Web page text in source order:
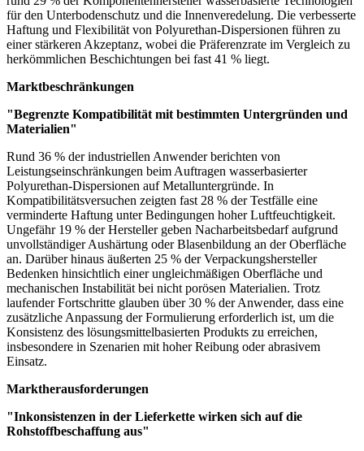
für den Unterbodenschutz und die Innenveredelung. Die verbesserte
Haftung und Flexibilität von Polyurethan-Dispersionen führen zu
einer stärkeren Akzeptanz, wobei die Präferenzrate im Vergleich zu
herkömmlichen Beschichtungen bei fast 41 % liegt.
Marktbeschränkungen
"Begrenzte Kompatibilität mit bestimmten Untergründen und
Materialien"
Rund 36 % der industriellen Anwender berichten von
Leistungseinschränkungen beim Auftragen wasserbasierter
Polyurethan-Dispersionen auf Metalluntergründe. In
Kompatibilitätsversuchen zeigten fast 28 % der Testfälle eine
verminderte Haftung unter Bedingungen hoher Luftfeuchtigkeit.
Ungefähr 19 % der Hersteller geben Nacharbeitsbedarf aufgrund
unvollständiger Aushärtung oder Blasenbildung an der Oberfläche
an. Darüber hinaus äußerten 25 % der Verpackungshersteller
Bedenken hinsichtlich einer ungleichmäßigen Oberfläche und
mechanischen Instabilität bei nicht porösen Materialien. Trotz
laufender Fortschritte glauben über 30 % der Anwender, dass eine
zusätzliche Anpassung der Formulierung erforderlich ist, um die
Konsistenz des lösungsmittelbasierten Produkts zu erreichen,
insbesondere in Szenarien mit hoher Reibung oder abrasivem
Einsatz.
Marktherausforderungen
"Inkonsistenzen in der Lieferkette wirken sich auf die
Rohstoffbeschaffung aus"